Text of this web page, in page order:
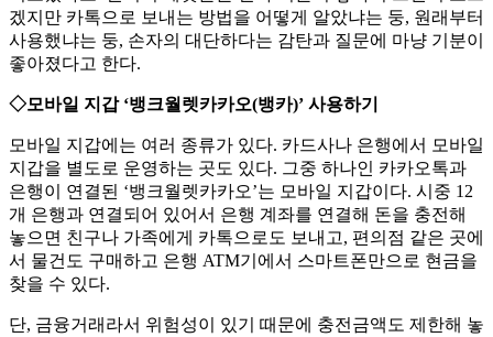
겠지만 카톡으로 보내는 방법을 어떻게 알았냐는 둥, 원래부터
사용했냐는 둥, 손자의 대단하다는 감탄과 질문에 마냥 기분이
좋아졌다고 한다.
◇모바일 지갑 ‘뱅크월렛카카오(뱅카)’ 사용하기
모바일 지갑에는 여러 종류가 있다. 카드사나 은행에서 모바일
지갑을 별도로 운영하는 곳도 있다. 그중 하나인 카카오톡과
은행이 연결된 ‘뱅크월렛카카오’는 모바일 지갑이다. 시중 12
개 은행과 연결되어 있어서 은행 계좌를 연결해 돈을 충전해
놓으면 친구나 가족에게 카톡으로도 보내고, 편의점 같은 곳에
서 물건도 구매하고 은행 ATM기에서 스마트폰만으로 현금을
찾을 수 있다.
단, 금융거래라서 위험성이 있기 때문에 충전금액도 제한해 놓